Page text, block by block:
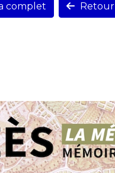
complet Retour